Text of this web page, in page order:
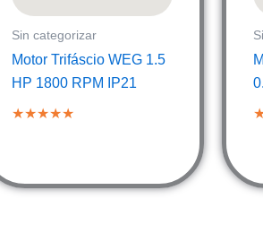
Sin categorizar
Motor Trifáscio WEG 1.5
HP 1800 RPM IP21
★★★★★